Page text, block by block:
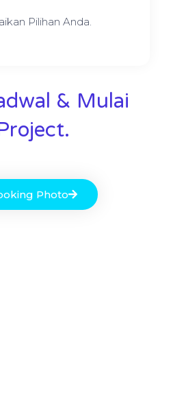
Pilihan Anda.
& Mulai
Photo